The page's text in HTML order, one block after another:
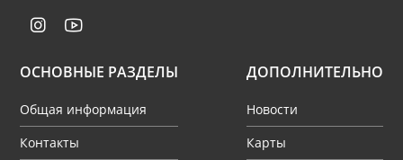
ОСНОВНЫЕ РАЗДЕЛЫ
Общая информация
Контакты
ДОПОЛНИТЕЛЬНО
Новости
Карты